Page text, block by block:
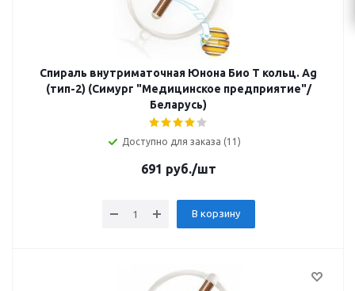
Спираль внутриматочная Юнона Био Т кольц. Ag
(тип-2) (Симург "Медицинское предприятие"/
Беларусь)
Доступно для заказа (11)
691 руб./шт
В корзину